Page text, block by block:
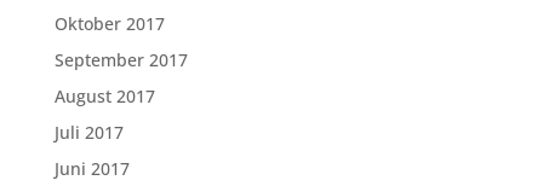
Oktober 2017
September 2017
August 2017
Juli 2017
Juni 2017